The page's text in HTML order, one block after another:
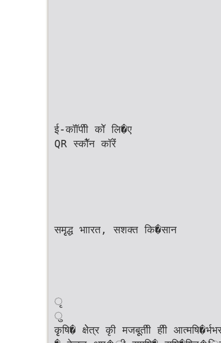
ई-कॉॉपीी कॉे लि�ए
QR स्कॉैन कॉरेंं
समृृद्ध भाारत, सशक्त कि�सान
ृ
ु
कृृषि� क्षेेत्र कृी मजबूूतीी हीी